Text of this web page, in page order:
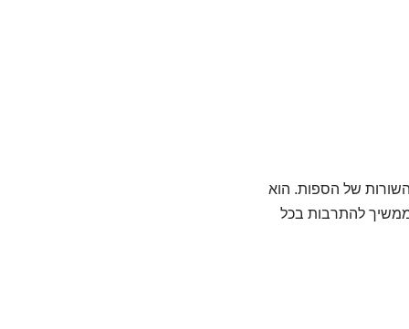
השורות של הספות. הוא
להתרבות בכל